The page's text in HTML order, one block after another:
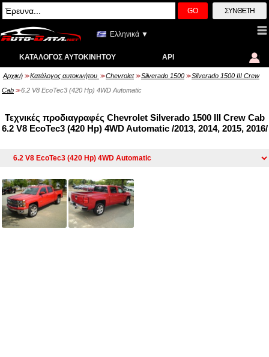
GO ΣΎΝΘΕΤΗ
Ελληνικά ▼
ΚΑΤΆΛΟΓΟΣ ΑΥΤΟΚΙΝΉΤΟΥ API
Αρχική >> Κατάλογος αυτοκινήτου >> Chevrolet >> Silverado 1500 >> Silverado 1500 III Crew
Cab >> 6.2 V8 EcoTec3 (420 Hp) 4WD Automatic
Τεχνικές προδιαγραφές Chevrolet Silverado 1500 III Crew Cab
6.2 V8 EcoTec3 (420 Hp) 4WD Automatic /2013, 2014, 2015, 2016/